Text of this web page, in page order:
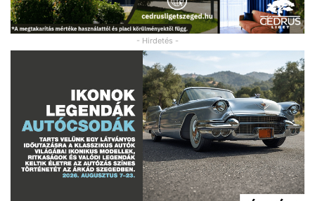
- Hirdetés -